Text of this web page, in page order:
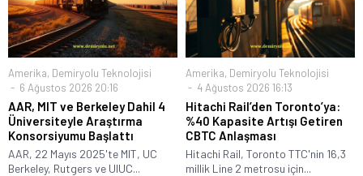
Amerika, Demiryolu Teknolojisi
6 Ağustos 2026 20:16
AAR, MIT ve Berkeley Dahil 4
Üniversiteyle Araştırma
Konsorsiyumu Başlattı
AAR, 22 Mayıs 2025'te MIT, UC
Berkeley, Rutgers ve UIUC...
Amerika, Demiryolu Teknolojisi
4 Ağustos 2026 16:13
Hitachi Rail’den Toronto’ya:
%40 Kapasite Artışı Getiren
CBTC Anlaşması
Hitachi Rail, Toronto TTC'nin 16,3
millik Line 2 metrosu için...